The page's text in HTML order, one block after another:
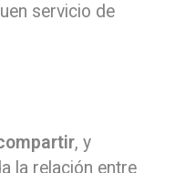
servicio de
, y
la relación entre